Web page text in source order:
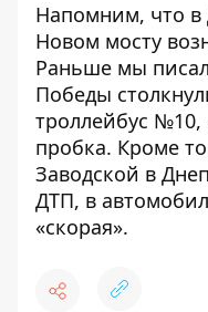
Напомним, что в
Новом мосту
Раньше мы
Победы
троллейбус №10,
пробка. Кроме
Заводской в
ДТП, в
«скорая».